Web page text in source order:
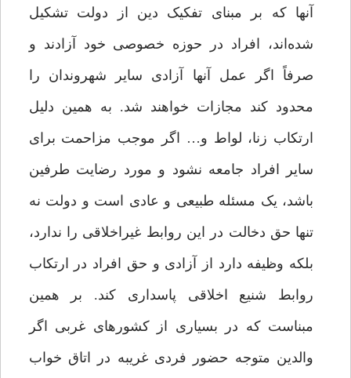
آنها که بر مبنای تفکیک دین از دولت تشکیل
شده‌اند، افراد در حوزه خصوصی خود آزادند و
صرفاً اگر عمل آنها آزادی سایر شهروندان را
محدود کند مجازات خواهند شد. به همین دلیل
ارتکاب زنا، لواط و… اگر موجب مزاحمت برای
سایر افراد جامعه نشود و مورد رضایت طرفین
باشد، یک مسئله طبیعی و عادی است و دولت نه
تنها حق دخالت در این روابط غیراخلاقی را ندارد،
بلکه وظیفه دارد از آزادی و حق افراد در ارتکاب
روابط شنیع اخلاقی پاسداری کند. بر همین
مبناست که در بسیاری از کشورهای غربی اگر
والدین متوجه حضور فردی غریبه در اتاق خواب